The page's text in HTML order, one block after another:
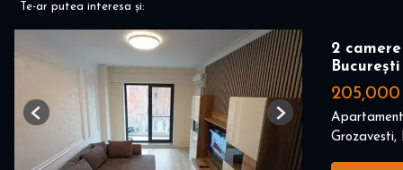
Te-ar putea interesa și:
Previous Next
2
București
Grozavesti,